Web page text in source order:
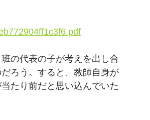
の代表の子が考えを出し合
ろう。すると、教師自身が
たり前だと思い込んでいた